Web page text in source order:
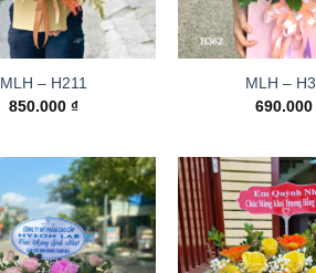
MLH – H211
850.000₫
MLH –
690.000